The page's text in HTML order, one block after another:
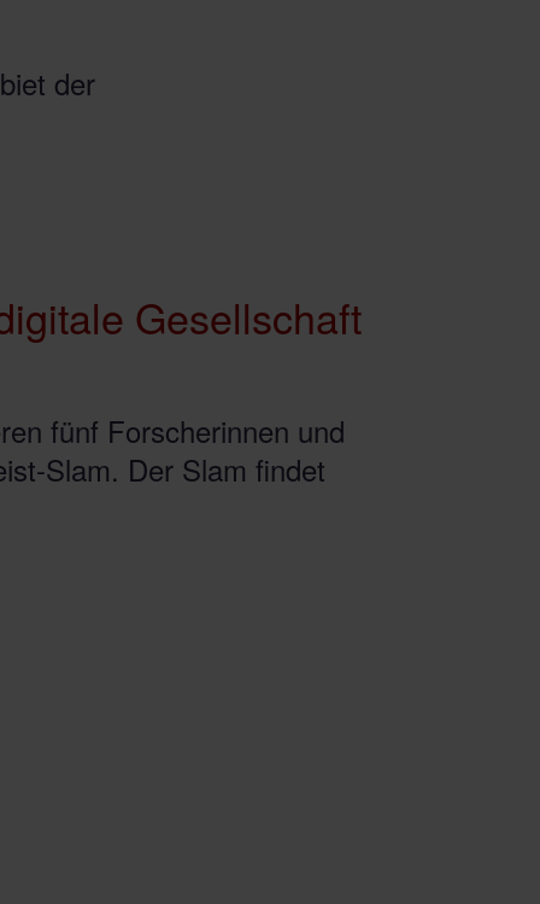
der
Gesellschaft
fünf Forscherinnen und
Slam. Der Slam findet